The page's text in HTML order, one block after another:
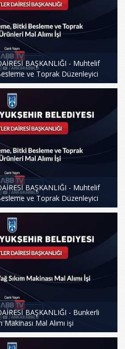
BAŞKANLIĞI - Muhtelif
ve Toprak Düzenleyici
BAŞKANLIĞI - Muhtelif
ve Toprak Düzenleyici
BAŞKANLIĞI - Bunkerli
Makinası Mal Alımı işi